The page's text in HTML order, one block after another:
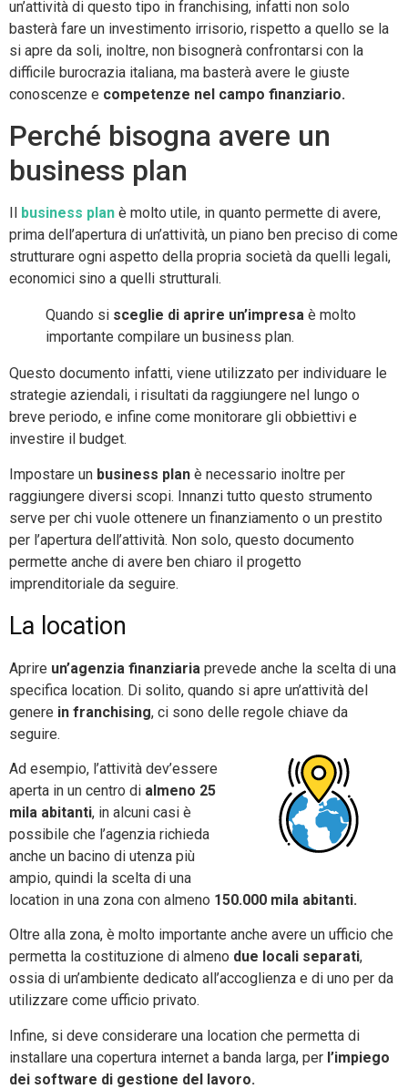
un’attività di questo tipo in franchising, infatti non solo
basterà fare un investimento irrisorio, rispetto a quello se la
si apre da soli, inoltre, non bisognerà confrontarsi con la
difficile burocrazia italiana, ma basterà avere le giuste
conoscenze e competenze nel campo finanziario.
Perché bisogna avere un
business plan
business plan è molto utile, in quanto permette di avere,
prima dell’apertura di un’attività, un piano ben preciso di come
strutturare ogni aspetto della propria società da quelli legali,
economici sino a quelli strutturali.
Quando si sceglie di aprire un’impresa è molto
importante compilare un business plan.
Questo documento infatti, viene utilizzato per individuare le
strategie aziendali, i risultati da raggiungere nel lungo o
breve periodo, e infine come monitorare gli obbiettivi e
investire il budget.
Impostare un business plan è necessario inoltre per
raggiungere diversi scopi. Innanzi tutto questo strumento
serve per chi vuole ottenere un finanziamento o un prestito
per l’apertura dell’attività. Non solo, questo documento
permette anche di avere ben chiaro il progetto
imprenditoriale da seguire.
La location
Aprire un’agenzia finanziaria prevede anche la scelta di una
specifica location. Di solito, quando si apre un’attività del
genere in franchising, ci sono delle regole chiave da
seguire.
Ad esempio, l’attività dev’essere
aperta in un centro di almeno 25
mila abitanti, in alcuni casi è
possibile che l’agenzia richieda
anche un bacino di utenza più
ampio, quindi la scelta di una
location in una zona con almeno 150.000 mila abitanti.
Oltre alla zona, è molto importante anche avere un ufficio che
permetta la costituzione di almeno due locali separati,
ossia di un’ambiente dedicato all’accoglienza e di uno per da
utilizzare come ufficio privato.
Infine, si deve considerare una location che permetta di
installare una copertura internet a banda larga, per l’impiego
dei software di gestione del lavoro.